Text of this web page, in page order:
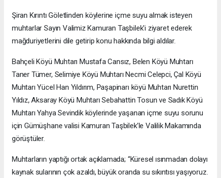
Şiran Kırıntı Göletlinden köylerine içme suyu almak isteyen
muhtarlar Sayın Valimiz Kamuran Taşbilek'i ziyaret ederek
mağduriyetlerini dile getirip konu hakkında bilgi aldılar.
Bahçeli Köyü Muhtarı Mustafa Cansız, Belen Köyü Muhtarı
Taner Tümer, Selimiye Köyü Muhtarı Necmi Celepci, Çal Köyü
Muhtarı Yücel Han Yıldırım, Paşapinarı köyü Muhtarı Nurettin
Yıldız, Aksaray Köyü Muhtarı Sebahattin Tosun ve Sadık Köyü
Muhtarı Yahya Sevindik köylerinde yaşanan içme suyu sorunu
için Gümüşhane valisi Kamuran Taşbilek’le Valilik Makamında
görüştüler.
Muhtarların yaptığı ortak açıklamada; “Küresel ısınmadan dolayı
kaynak sularının çok azaldı, büyük oranda su sıkıntısı yaşıyoruz.